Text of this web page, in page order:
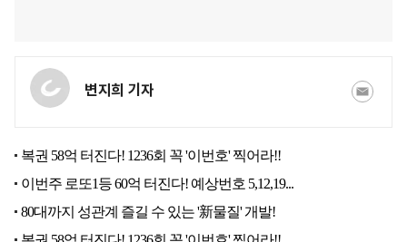
변지희 기자